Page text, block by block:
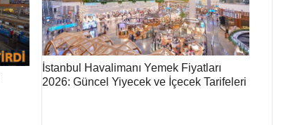
İstanbul Havalimanı Yemek Fiyatları
2026: Güncel Yiyecek ve İçecek Tarifeleri